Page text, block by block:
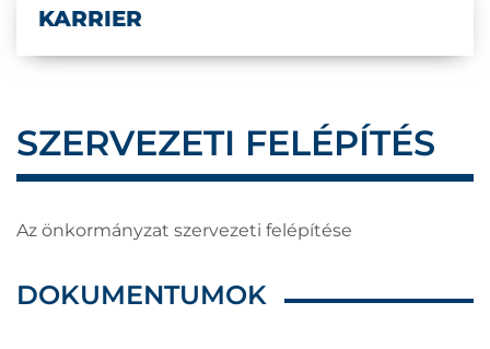
KARRIER
SZERVEZETI FELÉPÍTÉS
Az önkormányzat szervezeti felépítése
DOKUMENTUMOK